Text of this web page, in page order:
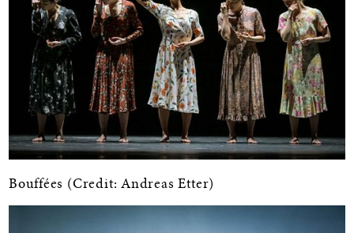
Bouffées (Credit: Andreas Etter)